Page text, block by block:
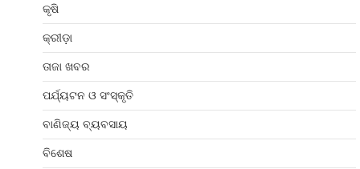
କୃଷି
କ୍ରୀଡ଼ା
ତାଜା ଖବର
ପର୍ଯ୍ୟଟନ ଓ ସଂସ୍କୃତି
ବାଣିଜ୍ୟ ବ୍ୟବସାୟ
ବିଶେଷ